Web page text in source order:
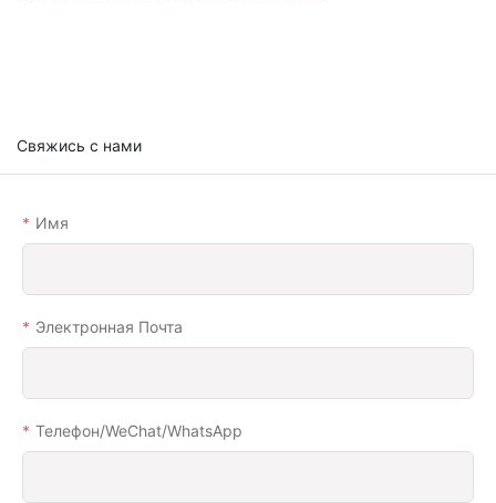
Свяжись с нами
Имя
Электронная Почта
Телефон/WeChat/WhatsApp